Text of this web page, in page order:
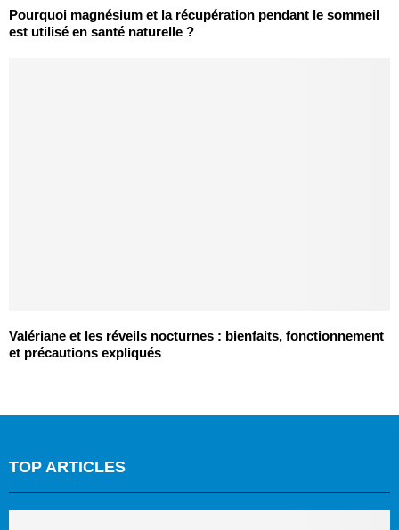
Pourquoi magnésium et la récupération pendant le sommeil
est utilisé en santé naturelle ?
Valériane et les réveils nocturnes : bienfaits, fonctionnement
et précautions expliqués
TOP ARTICLES